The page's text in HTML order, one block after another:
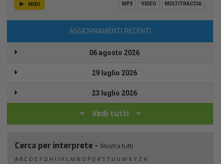
MIDI MP3 VIDEO MULTITRACCIA
AGGIORNAMENTI RECENTI
06 agosto 2026
29 luglio 2026
23 luglio 2026
Vedi tutti
Cerca per interprete - Mostra tutti
A B C D E F G H I J K L M N O P Q R S T U V W X Y Z #